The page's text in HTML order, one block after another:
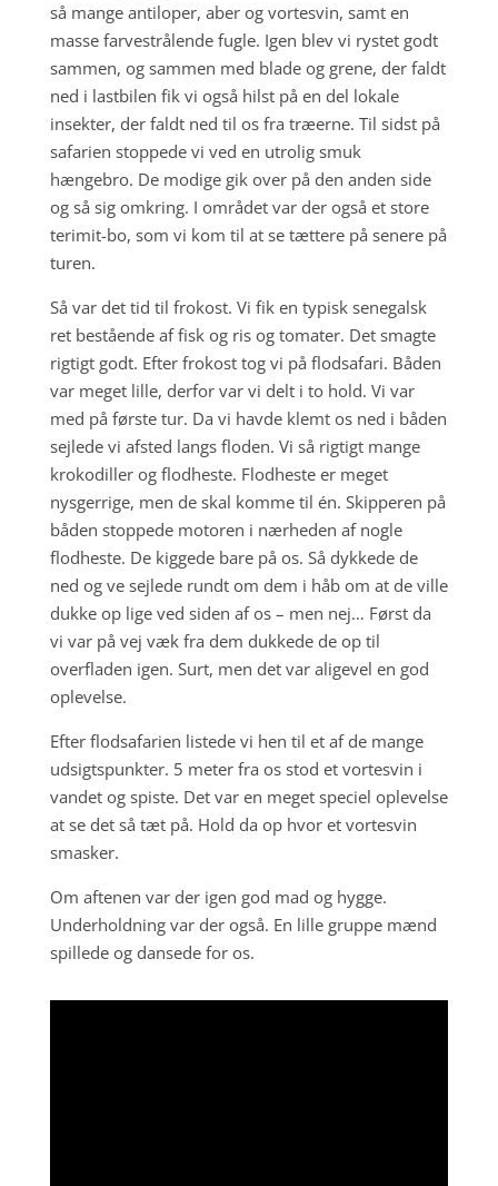
så mange antiloper, aber og vortesvin, samt en
masse farvestrålende fugle. Igen blev vi rystet godt
sammen, og sammen med blade og grene, der faldt
ned i lastbilen fik vi også hilst på en del lokale
insekter, der faldt ned til os fra træerne. Til sidst på
safarien stoppede vi ved en utrolig smuk
hængebro. De modige gik over på den anden side
og så sig omkring. I området var der også et store
terimit-bo, som vi kom til at se tættere på senere på
turen.
Så var det tid til frokost. Vi fik en typisk senegalsk
ret bestående af fisk og ris og tomater. Det smagte
rigtigt godt. Efter frokost tog vi på flodsafari. Båden
var meget lille, derfor var vi delt i to hold. Vi var
med på første tur. Da vi havde klemt os ned i båden
sejlede vi afsted langs floden. Vi så rigtigt mange
krokodiller og flodheste. Flodheste er meget
nysgerrige, men de skal komme til én. Skipperen på
båden stoppede motoren i nærheden af nogle
flodheste. De kiggede bare på os. Så dykkede de
ned og ve sejlede rundt om dem i håb om at de ville
dukke op lige ved siden af os – men nej… Først da
vi var på vej væk fra dem dukkede de op til
overfladen igen. Surt, men det var aligevel en god
oplevelse.
Efter flodsafarien listede vi hen til et af de mange
udsigtspunkter. 5 meter fra os stod et vortesvin i
vandet og spiste. Det var en meget speciel oplevelse
at se det så tæt på. Hold da op hvor et vortesvin
smasker.
Om aftenen var der igen god mad og hygge.
Underholdning var der også. En lille gruppe mænd
spillede og dansede for os.